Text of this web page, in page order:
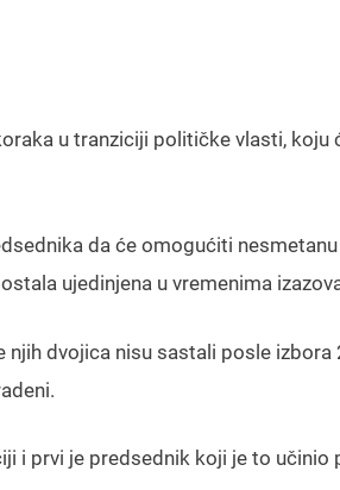
u tranziciji političke vlasti, koju
da će omogućiti
ujedinjena u vremenima
dvojica nisu sastali posle izbora
i prvi je predsednik koji je to učinio